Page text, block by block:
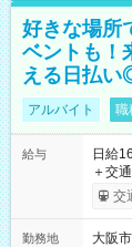
好きな場所
ベントも！
える日払
アルバイト 職
給与
日給
＋交通費支給 ★交通費全額
働い
交
勤務地
大阪